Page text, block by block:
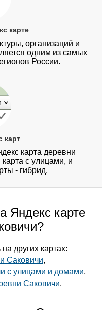
карте
организаций и
одним из самых
России.
карт
карта деревни
с улицами, и
- гибрид.
Яндекс карте
других картах:
Саковичи,
с улицами и домами,
Саковичи.